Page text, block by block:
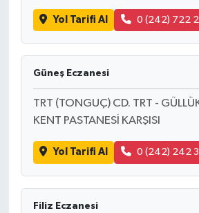
Yol Tarifi Al 0 (242) 722
Güneş Eczanesi
TRT (TONGUÇ) CD. TRT -
KENT PASTANESİ KARŞISI
Yol Tarifi Al 0 (242) 242
Filiz Eczanesi